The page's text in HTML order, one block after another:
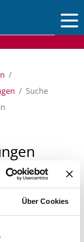
Über Cookies
Suche
für ein
und